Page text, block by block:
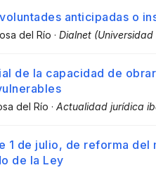
anticipadas o
del Río · Dialnet (Universidad
de la capacidad de
del Río · Actualidad jurídica
1 de julio, de reforma
de la Ley